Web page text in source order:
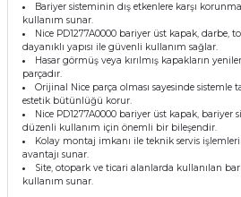
Bariyer sisteminin dış etkenlere karşı
kullanım sunar.
Nice PD1277A0000 bariyer üst kapak, darbe,
dayanıklı yapısı ile güvenli kullanım sağlar.
Hasar görmüş veya kırılmış kapakların
parçadır.
Orijinal Nice parça olması sayesinde
estetik bütünlüğü korur.
Nice PD1277A0000 bariyer üst kapak, bariyer
düzenli kullanım için önemli bir bileşendir.
Kolay montaj imkanı ile teknik servis
avantajı sunar.
Site, otopark ve ticari alanlarda kullanılan
kullanım sunar.